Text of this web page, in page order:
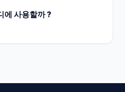
에 사용할까 ?